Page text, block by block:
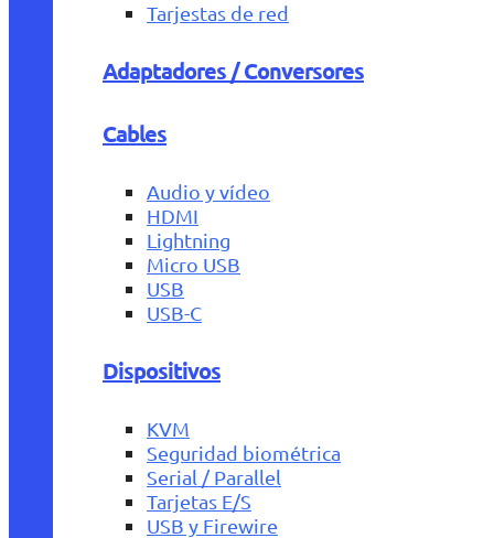
Tarjestas de red
Adaptadores / Conversores
Cables
Audio y vídeo
HDMI
Lightning
Micro USB
USB
USB-C
Dispositivos
KVM
Seguridad biométrica
Serial / Parallel
Tarjetas E/S
USB y Firewire